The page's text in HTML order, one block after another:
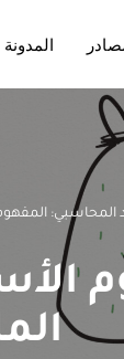
المدونة
المحاسبي: